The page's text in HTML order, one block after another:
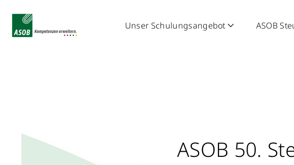
Unser Schulungsangebot ASOB
ASOB 50.